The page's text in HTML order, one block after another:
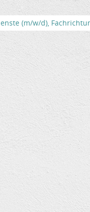
(m/w/d),